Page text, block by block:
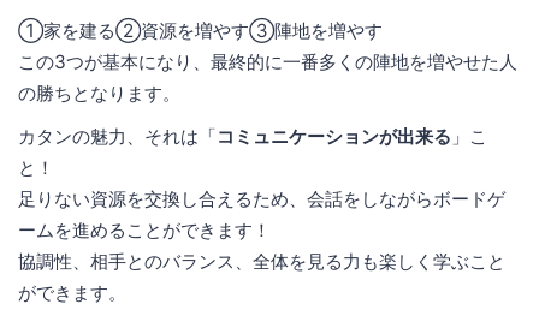
①家を建る②資源を増やす③陣地を増やす
この3つが基本になり、最終的に一番多くの陣地を増やせた人
の勝ちとなります。
カタンの魅力、それは「コミュニケーションが出来る 」こ
と！
足りない資源を交換し合えるため、会話をしながらボードゲ
ームを進めることができます！
協調性、相手とのバランス、全体を見る力も楽しく学ぶこと
ができます。